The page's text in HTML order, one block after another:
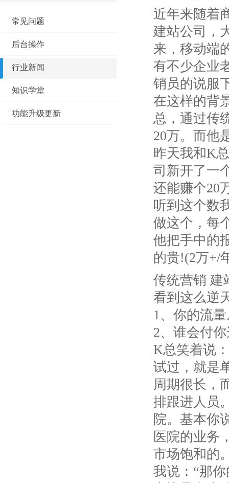
常见问题
后台操作
行业新闻
知识学堂
功能升级更新
近年来随着
建站公司，
来，移动端
有不少企业
销员的说服
在这样的背
总，通过传
20万。而他
昨天我和K
司新开了一
还能赚个20
听到这个数
做这个，每
他把手中的
的贵!(2万+/
传统营销 建
看到这么逆
1、你的流
2、谁会付
K总笑着说
试过，就是
周期很长，
排跟进人员
院。基本你
医院的业务
市场饱和的
我说：“那